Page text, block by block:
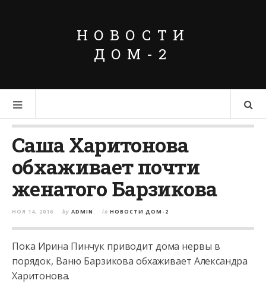
НОВОСТИ
ДОМ-2
Cаша Харитонова
обхаживает почти
женатого Барзикова
НОЯ 14, 2016 by ADMIN in НОВОСТИ ДОМ-2
Пока Ирина Пинчук приводит дома нервы в
порядок, Ваню Барзикова обхаживает Александра
Харитонова.